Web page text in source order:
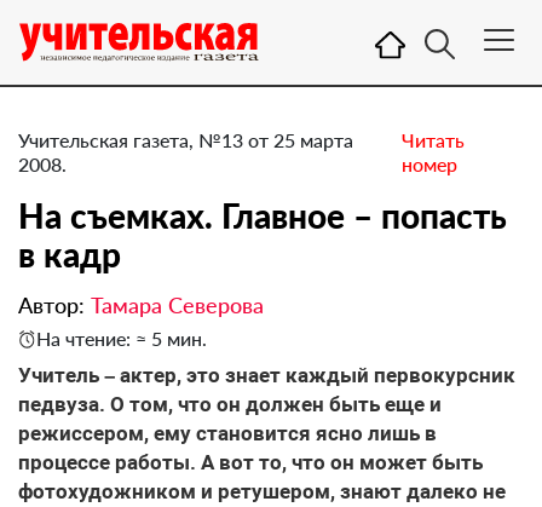
Учительская газета, №13 от 25 марта
2008.
Читать
номер
На съемках. Главное – попасть
в кадр
Автор: Тамара Северова
На чтение: ≈ 5 мин.
Учитель – актер, это знает каждый первокурсник
педвуза. О том, что он должен быть еще и
режиссером, ему становится ясно лишь в
процессе работы. А вот то, что он может быть
фотохудожником и ретушером, знают далеко не